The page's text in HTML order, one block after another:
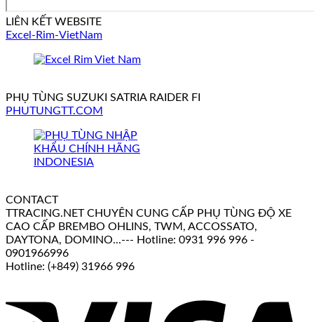
LIÊN KẾT WEBSITE
Excel-Rim-VietNam
PHỤ TÙNG SUZUKI SATRIA RAIDER FI
PHUTUNGTT.COM
CONTACT
TTRACING.NET CHUYÊN CUNG CẤP PHỤ TÙNG ĐỘ XE
CAO CẤP BREMBO OHLINS, TWM, ACCOSSATO,
DAYTONA, DOMINO...--- Hotline: 0931 996 996 -
0901966996
Hotline: (+849) 31966 996